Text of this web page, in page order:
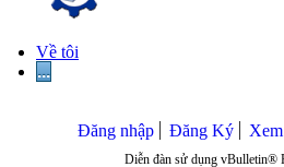
Về tôi
...
Đăng nhập Đăng Ký
Diễn đàn sử dụng vBulletin®